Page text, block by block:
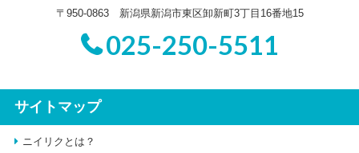
〒950-0863 新潟県新潟市東区卸新町3丁目16番地15
025-250-5511
サイトマップ
ニイリクとは？